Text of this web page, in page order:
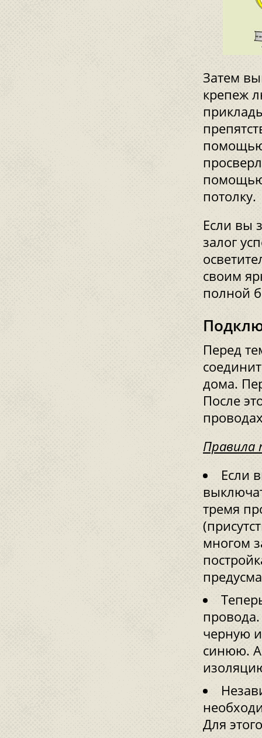
Затем
крепеж
помощью
потолку.
Если вы
залог
своим
полной
Перед
дома.
После
Правила
Если
тремя
многом
черную
синюю. А
Для